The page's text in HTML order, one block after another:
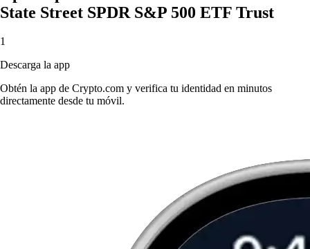
State Street SPDR S&P 500 ETF Trust
1
Descarga la app
Obtén la app de Crypto.com y verifica tu identidad en minutos
directamente desde tu móvil.